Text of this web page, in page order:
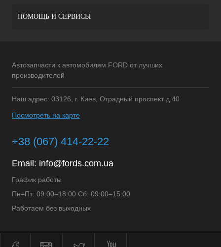
ПОМОЩЬ И СЕРВИСЫ
Автозапчасти к автомобилям FORD от лучших
производителей
Наш адрес: 03126, г. Киев, Отрадный проспект д.40
Посмотреть на карте
+38 (067) 414-22-22
Email: info@fords.com.ua
График работы
Пн–Пт: 09:00–18:00 Сб: 09:00–15:00
Работаем без выходных